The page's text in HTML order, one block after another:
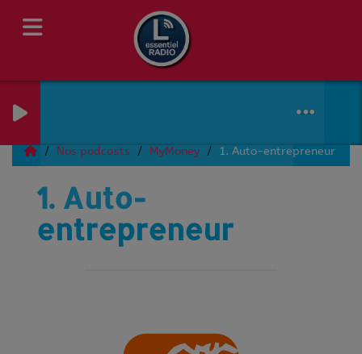
Nos podcasts MyMoney 1. Auto-entrepreneur
1. Auto-
entrepreneur